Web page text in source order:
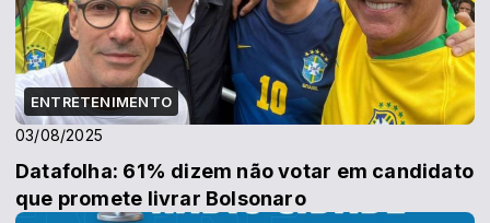
ENTRETENIMENTO
03/08/2025
Datafolha: 61% dizem não votar em candidato
que promete livrar Bolsonaro